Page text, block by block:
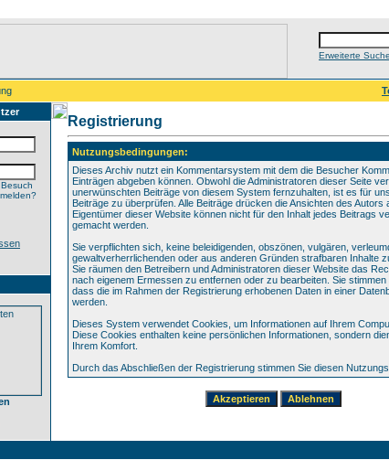
Erweiterte Suche
Registrierung
Nutzungsbedingungen:
Dieses Archiv nutzt ein Kommentarsystem mit dem die Besucher
Einträgen abgeben können. Obwohl die Administratoren dieser Seite
unerwünschten Beiträge von diesem System fernzuhalten, ist es für
Beiträge zu überprüfen. Alle Beiträge drücken die Ansichten des Autors
Eigentümer dieser Website können nicht für den Inhalt jedes Beitrags
gemacht werden.
Sie verpflichten sich, keine beleidigenden, obszönen, vulgären,
gewaltverherrlichenden oder aus anderen Gründen strafbaren Inhalte
Sie räumen den Betreibern und Administratoren dieser Website das
nach eigenem Ermessen zu entfernen oder zu bearbeiten. Sie stimmen
dass die im Rahmen der Registrierung erhobenen Daten in einer
werden.
Dieses System verwendet Cookies, um Informationen auf Ihrem
Diese Cookies enthalten keine persönlichen Informationen, sondern
Ihrem Komfort.
Durch das Abschließen der Registrierung stimmen Sie diesen